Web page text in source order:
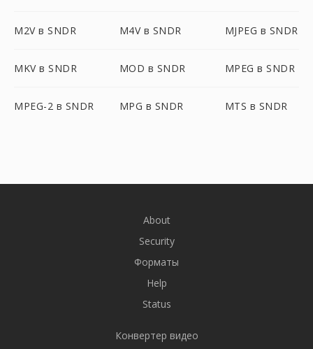
M2V в SNDR M4V в SNDR MJPEG в SNDR
MKV в SNDR MOD в SNDR MPEG в SNDR
MPEG-2 в SNDR MPG в SNDR MTS в SNDR
About
Security
Форматы
Help
Status
Конвертер видео